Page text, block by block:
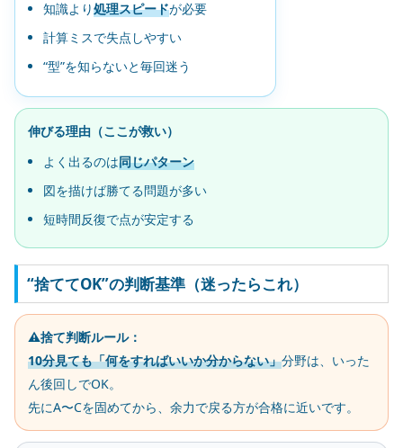
知識より処理スピードが必要
計算ミスで失点しやすい
“型”を知らないと毎回迷う
伸びる理由（ここが救い）
よく出るのは同じパターン
図を描けば勝てる問題が多い
短時間反復で点が安定する
“捨ててOK”の判断基準（迷ったらこれ）
⚠️捨て判断ルール：
10分見ても「何をすればいいか分からない」分野は、いった
ん後回しでOK。
先にA〜Cを固めてから、余力で戻る方が合格に近いです。